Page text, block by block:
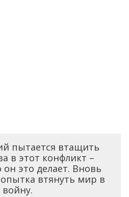
пытается втащить
в этот конфликт –
он это делает. Вновь
втянуть мир в